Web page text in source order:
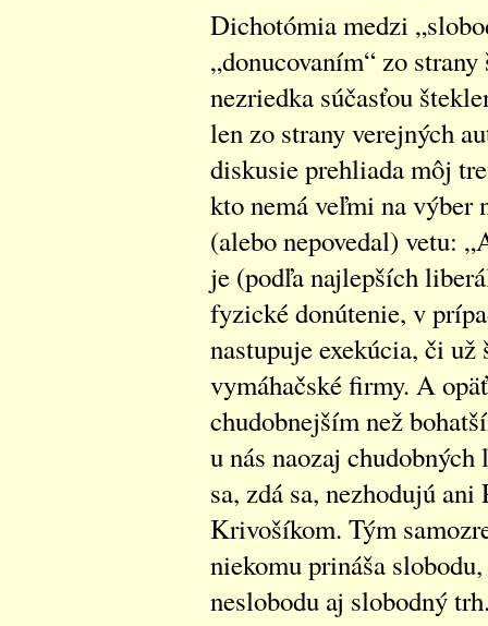
Dichotómia medzi
„donucovaním“ zo
nezriedka súčasťou
len zo strany verejných
diskusie prehliada môj
kto nemá veľmi na výber
(alebo nepovedal) vetu:
je (podľa najlepších
fyzické donútenie, v
nastupuje exekúcia, či už
vymáhačské firmy. A
chudobnejším než
u nás naozaj
sa, zdá sa, nezhodujú
Krivošíkom. Tým
niekomu prináša
neslobodu aj slobodný